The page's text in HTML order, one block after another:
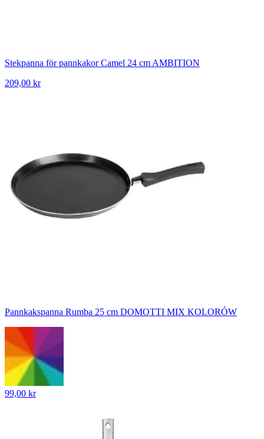
Stekpanna för pannkakor Camel 24 cm AMBITION
209,00 kr
Pannkakspanna Rumba 25 cm DOMOTTI MIX KOLORÓW
99,00 kr